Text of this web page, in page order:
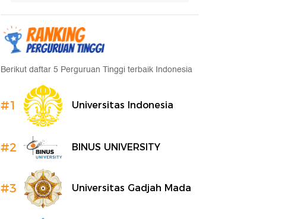
Berikut daftar 5 Perguruan Tinggi terbaik Indonesia
#1 Universitas Indonesia
#2 BINUS UNIVERSITY
#3 Universitas Gadjah Mada